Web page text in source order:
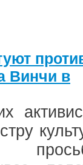
Винчи в